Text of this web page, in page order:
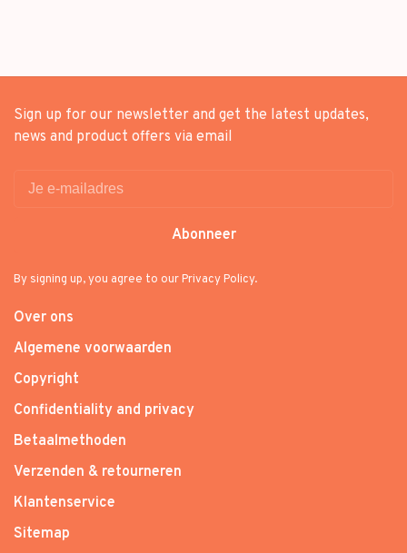
Sign up for our newsletter and get the latest updates,
news and product offers via email
Abonneer
By signing up, you agree to our Privacy Policy.
Over ons
Algemene voorwaarden
Copyright
Confidentiality and privacy
Betaalmethoden
Verzenden & retourneren
Klantenservice
Sitemap